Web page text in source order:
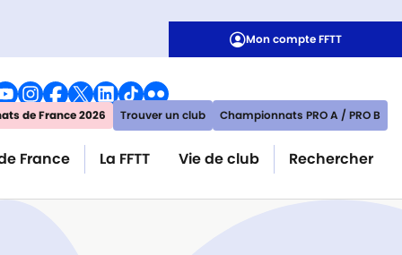
Mon compte FFTT
de France 2026 Trouver un club Championnats PRO A / PRO B
France La FFTT Vie de club Rechercher